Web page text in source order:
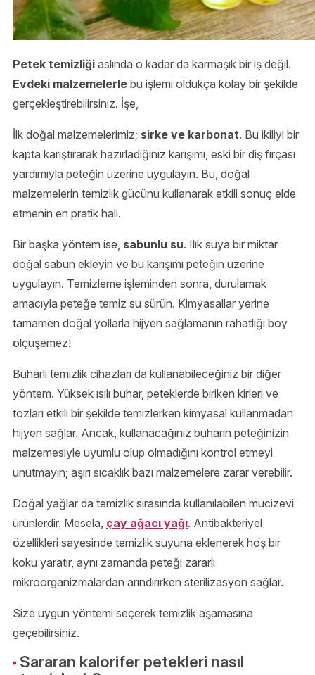
Petek temizliği aslında o kadar da karmaşık bir iş değil.
Evdeki malzemelerle bu işlemi oldukça kolay bir şekilde
gerçekleştirebilirsiniz. İşe,
İlk doğal malzemelerimiz; sirke ve karbonat. Bu ikiliyi bir
kapta karıştırarak hazırladığınız karışımı, eski bir diş fırçası
yardımıyla peteğin üzerine uygulayın. Bu, doğal
malzemelerin temizlik gücünü kullanarak etkili sonuç elde
etmenin en pratik hali.
Bir başka yöntem ise, sabunlu su. Ilık suya bir miktar
doğal sabun ekleyin ve bu karışımı peteğin üzerine
uygulayın. Temizleme işleminden sonra, durulamak
amacıyla peteğe temiz su sürün. Kimyasallar yerine
tamamen doğal yollarla hijyen sağlamanın rahatlığı boy
ölçüşemez!
Buharlı temizlik cihazları da kullanabileceğiniz bir diğer
yöntem. Yüksek ısılı buhar, peteklerde biriken kirleri ve
tozları etkili bir şekilde temizlerken kimyasal kullanmadan
hijyen sağlar. Ancak, kullanacağınız buharın peteğinizin
malzemesiyle uyumlu olup olmadığını kontrol etmeyi
unutmayın; aşırı sıcaklık bazı malzemelere zarar verebilir.
Doğal yağlar da temizlik sırasında kullanılabilen mucizevi
ürünlerdir. Mesela, çay ağacı yağı. Antibakteriyel
özellikleri sayesinde temizlik suyuna eklenerek hoş bir
koku yaratır, aynı zamanda peteği zararlı
mikroorganizmalardan arındırırken sterilizasyon sağlar.
Size uygun yöntemi seçerek temizlik aşamasına
geçebilirsiniz.
Sararan kalorifer petekleri nasıl